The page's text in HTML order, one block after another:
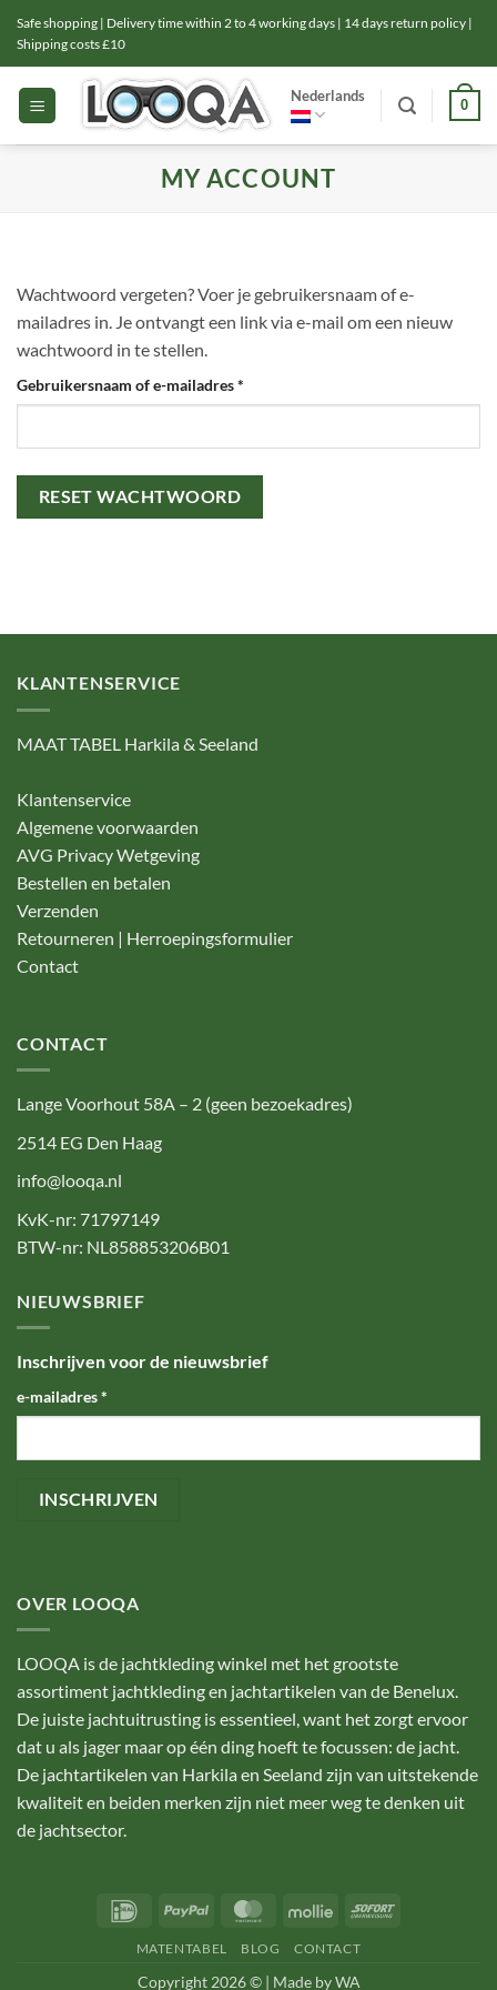
naar
inhoud
Safe shopping | Delivery time within 2 to 4 working days | 14 days return policy |
Shipping costs £10
Nederlands
0
MY ACCOUNT
Wachtwoord vergeten? Voer je gebruikersnaam of e-
mailadres in. Je ontvangt een link via e-mail om een nieuw
wachtwoord in te stellen.
Gebruikersnaam of e-mailadres*
RESET WACHTWOORD
KLANTENSERVICE
MAAT TABEL Harkila & Seeland
Klantenservice
Algemene voorwaarden
AVG Privacy Wetgeving
Bestellen en betalen
Verzenden
Retourneren | Herroepingsformulier
Contact
CONTACT
Lange Voorhout 58A – 2 (geen bezoekadres)
2514 EG Den Haag
info@looqa.nl
KvK-nr: 71797149
BTW-nr: NL858853206B01
NIEUWSBRIEF
Inschrijven voor de nieuwsbrief
e-mailadres*
OVER LOOQA
LOOQA is de jachtkleding winkel met het grootste
assortiment jachtkleding en jachtartikelen van de Benelux.
De juiste jachtuitrusting is essentieel, want het zorgt ervoor
dat u als jager maar op één ding hoeft te focussen: de jacht.
De jachtartikelen van Harkila en Seeland zijn van uitstekende
kwaliteit en beiden merken zijn niet meer weg te denken uit
de jachtsector.
IDeal PayPal MasterCardMollie Sofort
MATENTABEL BLOG CONTACT
Copyright 2026 © | Made by WA